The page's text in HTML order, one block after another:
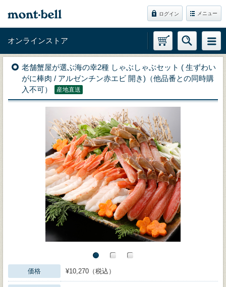
ログイン メニュー
オンラインストア
老舗蟹屋が選ぶ海の幸2種 しゃぶしゃぶセット ( 生ずわい
がに棒肉 / アルゼンチン赤エビ 開き)（他品番との同時購
入不可）
産地直送
価格 ¥10,270（税込）